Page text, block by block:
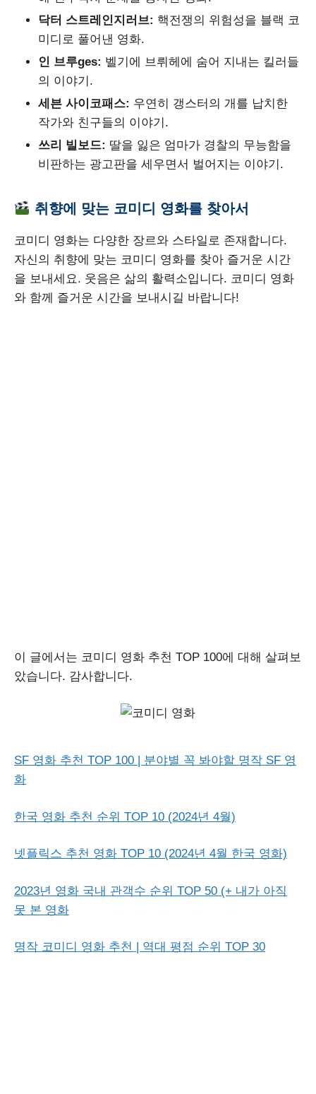
닥터 스트레인지러브: 핵전쟁의 위험성을 블랙 코
미디로 풀어낸 영화.
인 브루ges: 벨기에 브뤼헤에 숨어 지내는 킬러들
의 이야기.
세븐 사이코패스: 우연히 갱스터의 개를 납치한
작가와 친구들의 이야기.
쓰리 빌보드: 딸을 잃은 엄마가 경찰의 무능함을
비판하는 광고판을 세우면서 벌어지는 이야기.
취향에 맞는 코미디 영화를 찾아서
코미디 영화는 다양한 장르와 스타일로 존재합니다.
자신의 취향에 맞는 코미디 영화를 찾아 즐거운 시간
을 보내세요. 웃음은 삶의 활력소입니다. 코미디 영화
와 함께 즐거운 시간을 보내시길 바랍니다!
이 글에서는 코미디 영화 추천 TOP 100에 대해 살펴보
았습니다. 감사합니다.
SF 영화 추천 TOP 100 | 분야별 꼭 봐야할 명작 SF 영
화
한국 영화 추천 순위 TOP 10 (2024년 4월)
넷플릭스 추천 영화 TOP 10 (2024년 4월 한국 영화)
2023년 영화 국내 관객수 순위 TOP 50 (+ 내가 아직
못 본 영화
명작 코미디 영화 추천 | 역대 평점 순위 TOP 30